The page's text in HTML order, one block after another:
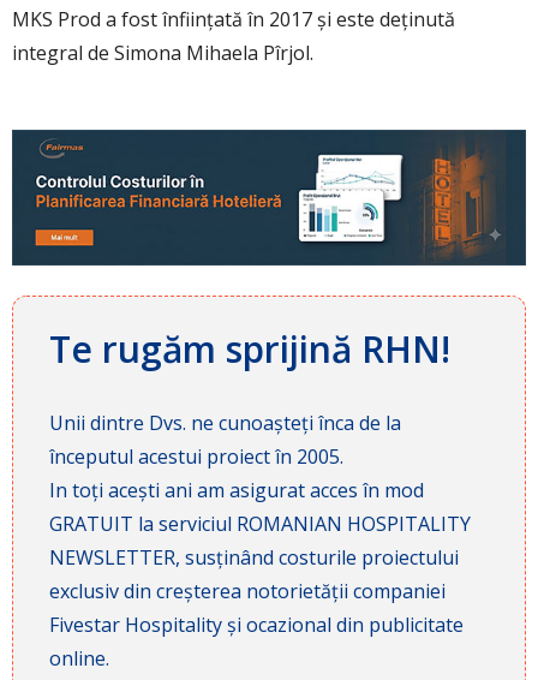
MKS Prod a fost înființată în 2017 și este deținută
integral de Simona Mihaela Pîrjol.
Te rugăm sprijină RHN!
Unii dintre Dvs. ne cunoașteți înca de la
începutul acestui proiect în 2005.
In toți acești ani am asigurat acces în mod
GRATUIT la serviciul ROMANIAN HOSPITALITY
NEWSLETTER, susținând costurile proiectului
exclusiv din creșterea notorietății companiei
Fivestar Hospitality și ocazional din publicitate
online.